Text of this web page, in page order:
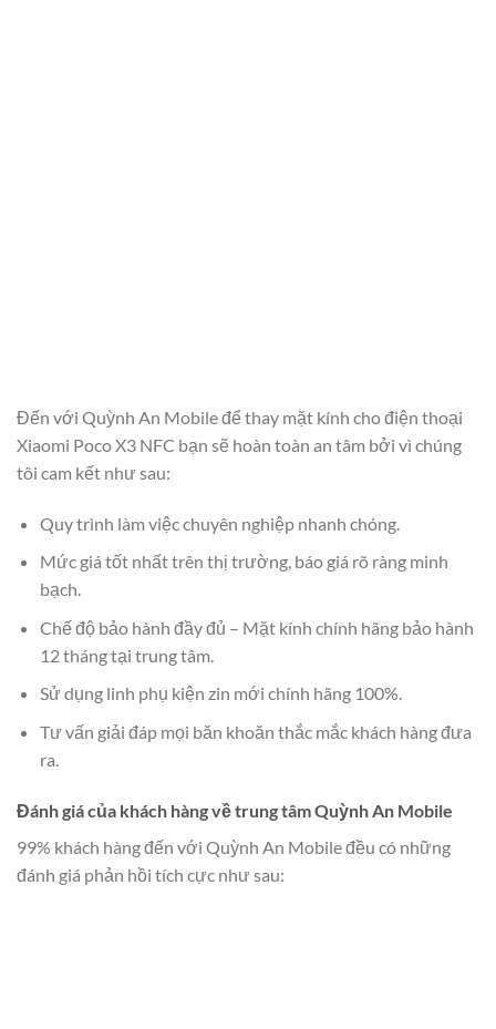
Đến với Quỳnh An Mobile để thay mặt kính cho điện thoại
Xiaomi Poco X3 NFC bạn sẽ hoàn toàn an tâm bởi vì chúng
tôi cam kết như sau:
Quy trình làm việc chuyên nghiệp nhanh chóng.
Mức giá tốt nhất trên thị trường, báo giá rõ ràng minh
bạch.
Chế độ bảo hành đầy đủ – Mặt kính chính hãng bảo hành
12 tháng tại trung tâm.
Sử dụng linh phụ kiện zin mới chính hãng 100%.
Tư vấn giải đáp mọi băn khoăn thắc mắc khách hàng đưa
ra.
Đánh giá của khách hàng về trung tâm Quỳnh An Mobile
99% khách hàng đến với Quỳnh An Mobile đều có những
đánh giá phản hồi tích cực như sau: